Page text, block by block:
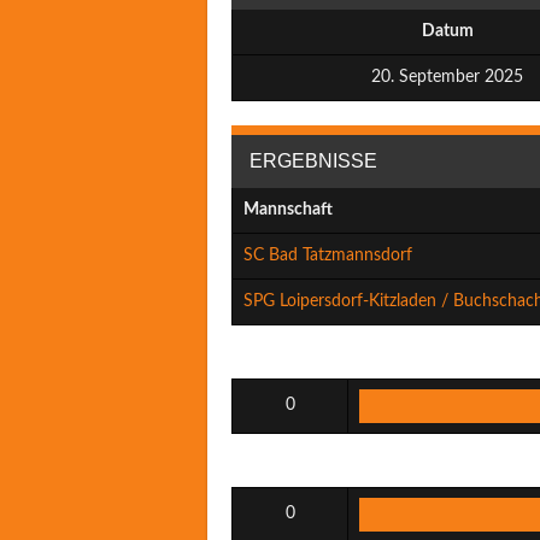
Datum
20. September 2025
ERGEBNISSE
Mannschaft
SC Bad Tatzmannsdorf
SPG Loipersdorf-Kitzladen /
0
0